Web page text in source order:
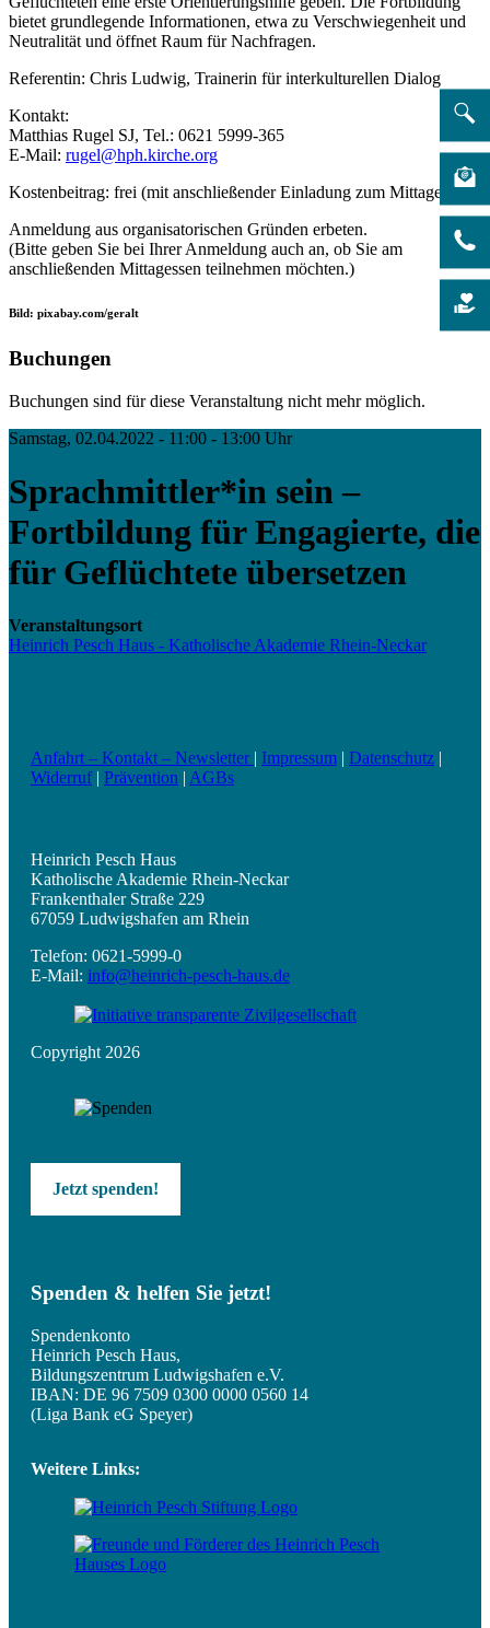
bietet grundlegende Informationen, etwa zu Verschwiegenheit und
Neutralität und öffnet Raum für Nachfragen.
Referentin: Chris Ludwig, Trainerin für interkulturellen Dialog
Kontakt:
Matthias Rugel SJ, Tel.: 0621 5999-365
E-Mail: rugel@hph.kirche.org
Kostenbeitrag: frei (mit anschließender Einladung zum Mittagessen)
Anmeldung aus organisatorischen Gründen erbeten.
(Bitte geben Sie bei Ihrer Anmeldung auch an, ob Sie am
anschließenden Mittagessen teilnehmen möchten.)
Bild: pixabay.com/geralt
Buchungen
Buchungen sind für diese Veranstaltung nicht mehr möglich.
Samstag, 02.04.2022 - 11:00 - 13:00 Uhr
Sprachmittler*in sein –
Fortbildung für Engagierte, die
für Geflüchtete übersetzen
Veranstaltungsort
Heinrich Pesch Haus - Katholische Akademie Rhein-Neckar
Anfahrt – Kontakt – Newsletter | Impressum | Datenschutz |
Widerruf| Prävention | AGBs
Heinrich Pesch Haus
Katholische Akademie Rhein-Neckar
Frankenthaler Straße 229
67059 Ludwigshafen am Rhein
Telefon: 0621-5999-0
E-Mail: info@heinrich-pesch-haus.de
Copyright 2026
Jetzt spenden!
Spenden & helfen Sie jetzt!
Spendenkonto
Heinrich Pesch Haus,
Bildungszentrum Ludwigshafen e.V.
IBAN: DE 96 7509 0300 0000 0560 14
(Liga Bank eG Speyer)
Weitere Links: